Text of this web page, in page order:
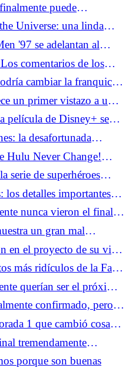
puede
y Iron Fist que
Universe: una linda
no intenta ser Barbie
'97 se adelantan al
los fanáticos caídos
comentarios de los
por Doom
cambiar la franquicia
un primer vistazo a una
película de Disney+ se
la chica caballo
la desafortunada
con la NHL
Hulu Never Change!
ya son viejos
serie de superhéroes
los detalles importantes
nunca vieron el final
un gran mal
en el proyecto de su vida
más ridículos de la Fase
de Marvel
querían ser el próximo
confirmado, pero
1 que cambió cosas
tremendamente
las ventas de cómics
porque son buenas